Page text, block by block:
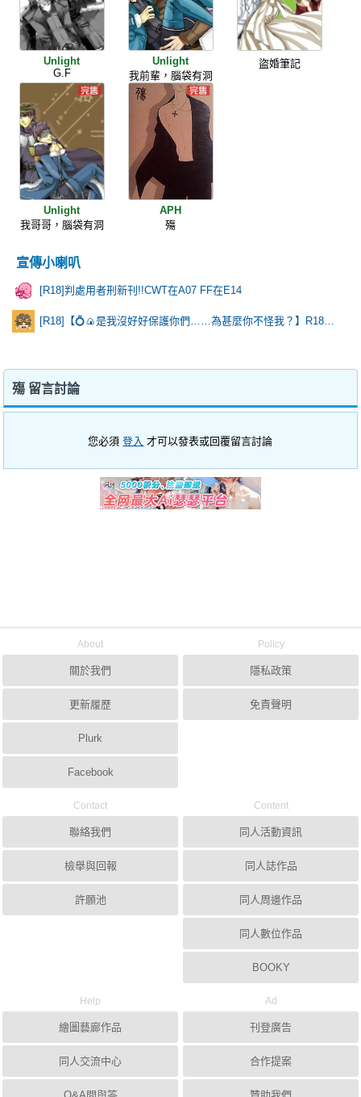
Unlight
G.F
Unlight
我前輩，腦袋有洞
盜婚筆記
Unlight
我哥哥，腦袋有洞
APH
殤
宣傳小喇叭
[R18]判處用者刑新刊!!CWT在A07 FF在E14
[R18]【💍🍙是我沒好好保護你們……為甚麼你不怪我？】R18乙棘《Poker Face》* 含本篇劇情
殤 留言討論
您必須登入 才可以發表或回覆留言討論
About
關於我們
更新履歷
Plurk
Facebook
Policy
隱私政策
免責聲明
Contact
聯絡我們
檢舉與回報
許願池
Content
同人活動資訊
同人誌作品
同人周邊作品
同人數位作品
BOOKY
Help
繪圖藝廊作品
同人交流中心
Ad
刊登廣告
合作提案